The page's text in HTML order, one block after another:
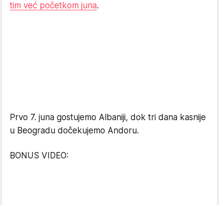
tim već početkom juna.
Prvo 7. juna gostujemo Albaniji, dok tri dana kasnije
u Beogradu dočekujemo Andoru.
BONUS VIDEO: